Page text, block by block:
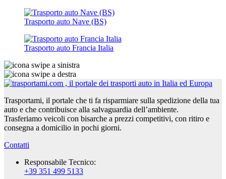
Trasporto auto Nave (BS)
Trasporto auto Francia Italia
Trasportami, il portale che ti fa risparmiare sulla spedizione della tua
auto e che contribuisce alla salvaguardia dell’ambiente.
Trasferiamo veicoli con bisarche a prezzi competitivi, con ritiro e
consegna a domicilio in pochi giorni.
Contatti
Responsabile Tecnico:
+39 351 499 5133